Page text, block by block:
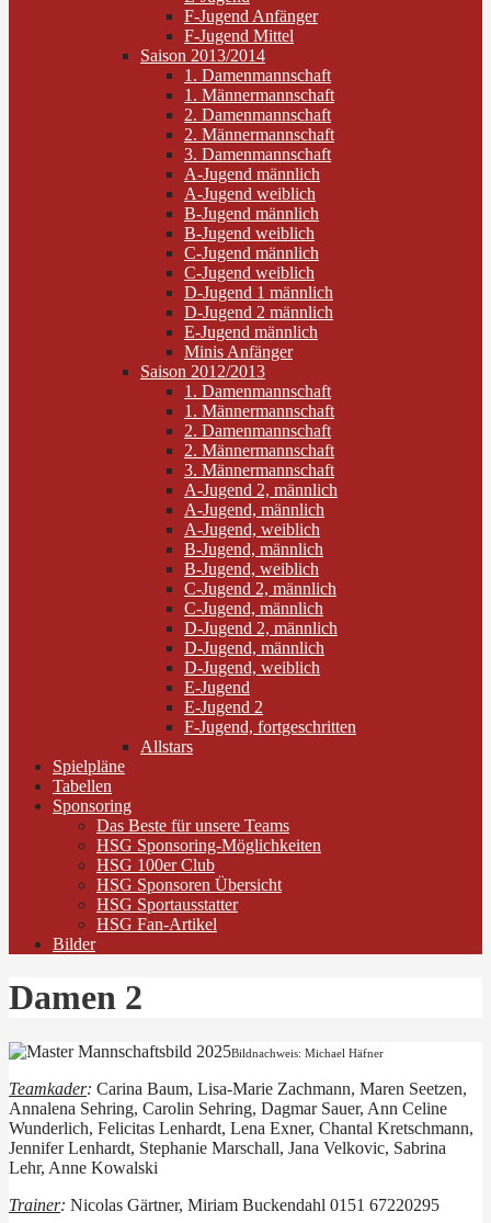
F-Jugend Anfänger
F-Jugend Mittel
Saison 2013/2014
1. Damenmannschaft
1. Männermannschaft
2. Damenmannschaft
2. Männermannschaft
3. Damenmannschaft
A-Jugend männlich
A-Jugend weiblich
B-Jugend männlich
B-Jugend weiblich
C-Jugend männlich
C-Jugend weiblich
D-Jugend 1 männlich
D-Jugend 2 männlich
E-Jugend männlich
Minis Anfänger
Saison 2012/2013
1. Damenmannschaft
1. Männermannschaft
2. Damenmannschaft
2. Männermannschaft
3. Männermannschaft
A-Jugend 2, männlich
A-Jugend, männlich
A-Jugend, weiblich
B-Jugend, männlich
B-Jugend, weiblich
C-Jugend 2, männlich
C-Jugend, männlich
D-Jugend 2, männlich
D-Jugend, männlich
D-Jugend, weiblich
E-Jugend
E-Jugend 2
F-Jugend, fortgeschritten
Allstars
Spielpläne
Tabellen
Sponsoring
Das Beste für unsere Teams
HSG Sponsoring-Möglichkeiten
HSG 100er Club
HSG Sponsoren Übersicht
HSG Sportausstatter
HSG Fan-Artikel
Bilder
Damen 2
Bildnachweis: Michael Häfner
Teamkader: Carina Baum, Lisa-Marie Zachmann, Maren Seetzen,
Annalena Sehring, Carolin Sehring, Dagmar Sauer, Ann Celine
Wunderlich, Felicitas Lenhardt, Lena Exner, Chantal Kretschmann,
Jennifer Lenhardt, Stephanie Marschall, Jana Velkovic, Sabrina
Lehr, Anne Kowalski
Trainer: Nicolas Gärtner, Miriam Buckendahl 0151 67220295